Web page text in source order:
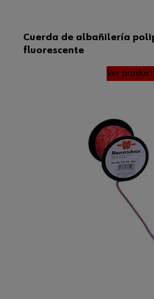
Cuerda de albañilería
fluorescente
Ver